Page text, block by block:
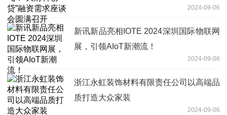
2024-09-06
新讯新品亮相IOTE 2024深圳国际物联网
展，引领AIoT新潮流！
2024-09-06
浙江永虹装饰材料有限责任公司以高端品
质打造大众家装
2024-09-06